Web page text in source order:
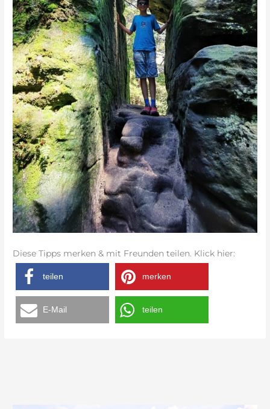
Diese Tipps merken & mit Freunden teilen. Klick hier:
teilen merken
E-Mail teilen